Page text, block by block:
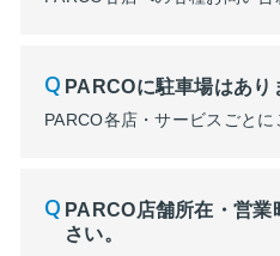
PARCOに駐車場はあり
PARCO店舗所在・営
さい。